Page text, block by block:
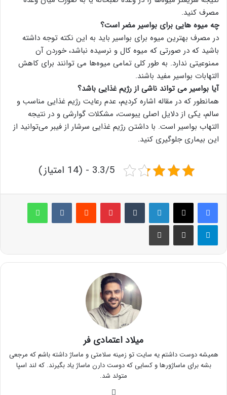
مصرف کنید.
چه میوه‌ هایی برای بواسیر مضر است؟
در مصرف بهترین میوه برای بواسیر باید به این نکته توجه داشته
باشید که در صورتی که میوه کال و نرسیده نباشد، خوردن آن
ممنوعیتی ندارد. به طور کلی تمامی میوه‌ها می توانند برای کاهش
التهابات بواسیر مفید باشند.
آیا بواسیر می تواند ناشی از رژیم غذایی باشد؟
همانطور که در مقاله اشاره کردیم، عدم رعایت رژیم غذایی مناسب و
سالم، یکی از دلایل اصلی یبوست، مشکلات گوارشی و در نتیجه
التهاب بواسیر است. با داشتن رژیم غذایی سرشار از فیبر می‌توانید از
این بیماری جلوگیری کنید.
3.3/5 - (14 امتیاز)
لینکدین ‫تامبلر پینترست‫رددیت ‫VKontakteواتس آپ
تلگرام اشتراک گذاری از طریق ایمیل چاپ
میلاد اعتمادی فر
همیشه دوست داشتم یه سایت تو زمینه سلامتی و ماساژ داشته باشم که مرجعی
بشه برای ماساژورها و کسایی که دوست دارن ماساژ یاد بگیرند. که لند اسپا
متولد شد.